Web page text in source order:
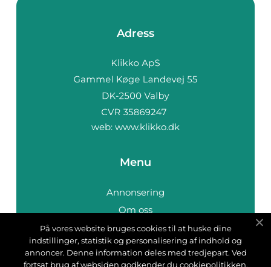
Adress
web: www.klikko.dk
Menu
Annonsering
Om oss
Cookies
Kontakta oss
Sitemap
På vores website bruges cookies til at huske dine
indstillinger, statistik og personalisering af indhold og
annoncer. Denne information deles med tredjepart. Ved
fortsat brug af websiden godkender du cookiepolitikken.